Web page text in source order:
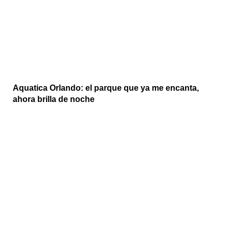
Aquatica Orlando: el parque que ya me encanta,
ahora brilla de noche